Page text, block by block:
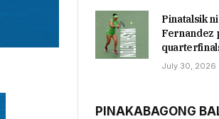
Pinatalsik
Fernandez
July 30, 2026
PINAKABAGONG